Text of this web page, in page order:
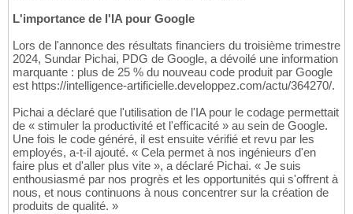
L'importance de l'IA pour Google
Lors de l'annonce des résultats financiers du troisième trimestre
2024, Sundar Pichai, PDG de Google, a dévoilé une information
marquante : plus de 25 % du nouveau code produit par Google
est https://intelligence-artificielle.developpez.com/actu/364270/.
Pichai a déclaré que l'utilisation de l'IA pour le codage permettait
de « stimuler la productivité et l'efficacité » au sein de Google.
Une fois le code généré, il est ensuite vérifié et revu par les
employés, a-t-il ajouté. « Cela permet à nos ingénieurs d'en
faire plus et d'aller plus vite », a déclaré Pichai. « Je suis
enthousiasmé par nos progrès et les opportunités qui s'offrent à
nous, et nous continuons à nous concentrer sur la création de
produits de qualité. »